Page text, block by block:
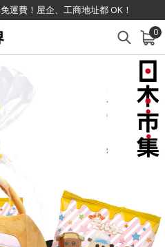
運費！屋企、工商地址都 OK！
0
查看